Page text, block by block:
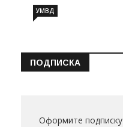
УМВД
ПОДПИСКА
Оформите подписку